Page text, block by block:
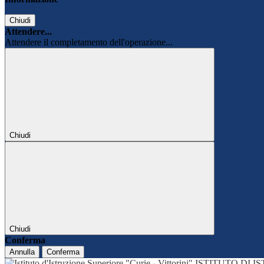
Chiudi
Attendere...
Attendere il completamento dell'operazione...
Chiudi
Chiudi
Conferma
Annulla Conferma